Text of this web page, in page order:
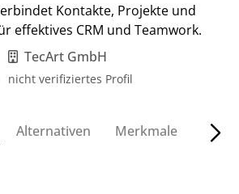
Kontakte, Projekte und
effektives CRM und Teamwork.
TecArt GmbH
nicht verifiziertes Profil
Alternativen Merkmale